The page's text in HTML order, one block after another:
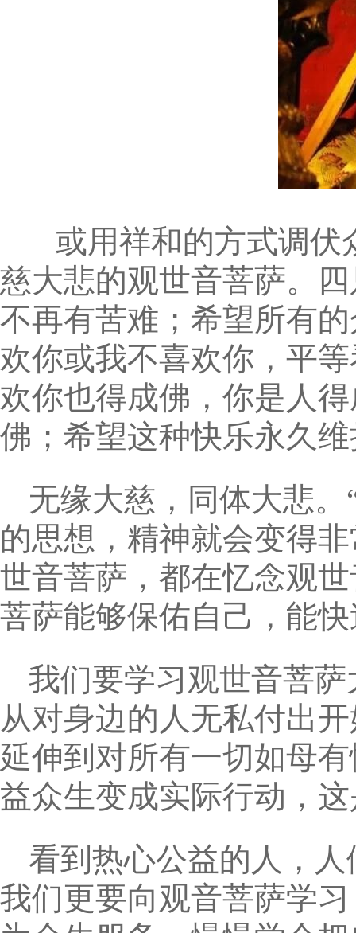
或用祥和的方式调伏
慈大悲的观世音菩萨。
不再有苦难；希望所有
欢你或我不喜欢你，平
欢你也得成佛，你是人
佛；希望这种快乐永久
无缘大慈，同体大悲
的思想，精神就会变得
世音菩萨，都在忆念观
菩萨能够保佑自己，能
我们要学习观世音菩
从对身边的人无私付出
延伸到对所有一切如母
益众生变成实际行动，
看到热心公益的人，
我们更要向观音菩萨学